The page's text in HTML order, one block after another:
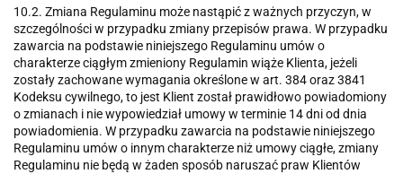
10.2. Zmiana Regulaminu może nastąpić z ważnych przyczyn, w
szczególności w przypadku zmiany przepisów prawa. W przypadku
zawarcia na podstawie niniejszego Regulaminu umów o
charakterze ciągłym zmieniony Regulamin wiąże Klienta, jeżeli
zostały zachowane wymagania określone w art. 384 oraz 3841
Kodeksu cywilnego, to jest Klient został prawidłowo powiadomiony
o zmianach i nie wypowiedział umowy w terminie 14 dni od dnia
powiadomienia. W przypadku zawarcia na podstawie niniejszego
Regulaminu umów o innym charakterze niż umowy ciągłe, zmiany
Regulaminu nie będą w żaden sposób naruszać praw Klientów